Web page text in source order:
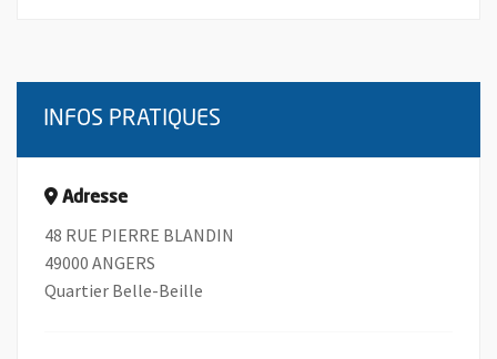
INFOS PRATIQUES
Adresse
48 RUE PIERRE BLANDIN
49000 ANGERS
Quartier Belle-Beille